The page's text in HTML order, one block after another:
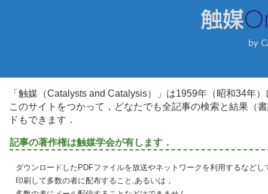
「触媒（Catalysts and Catalysis）」は1959年（昭和34年
このサイトをつかって，どなたでも全記事の検索と結果（
ドもできます．
記事の著作権は触媒学会が有します．
ダウンロードしたPDFファイルを放送やネットワークを利用するなど
印刷して多数の者に配布すること,あるいは，